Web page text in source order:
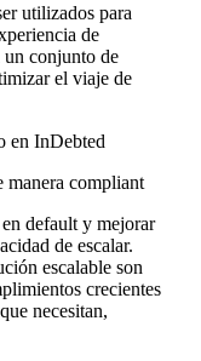
utilizados para
de
conjunto de
el viaje de
manera compliant
default y mejorar
de escalar.
escalable son
crecientes
necesitan,